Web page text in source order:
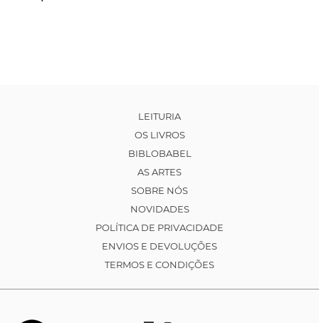
LEITURIA
OS LIVROS
BIBLOBABEL
AS ARTES
SOBRE NÓS
NOVIDADES
POLÍTICA DE PRIVACIDADE
ENVIOS E DEVOLUÇÕES
TERMOS E CONDIÇÕES